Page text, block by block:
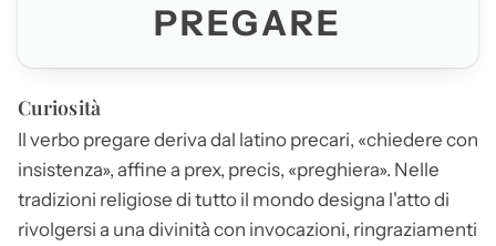
PREGARE
Curiosità
Il verbo pregare deriva dal latino precari, «chiedere con
insistenza», affine a prex, precis, «preghiera». Nelle
tradizioni religiose di tutto il mondo designa l'atto di
rivolgersi a una divinità con invocazioni, ringraziamenti